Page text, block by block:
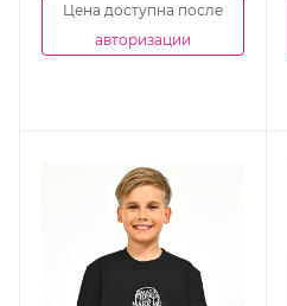
Цена доступна после
авторизации